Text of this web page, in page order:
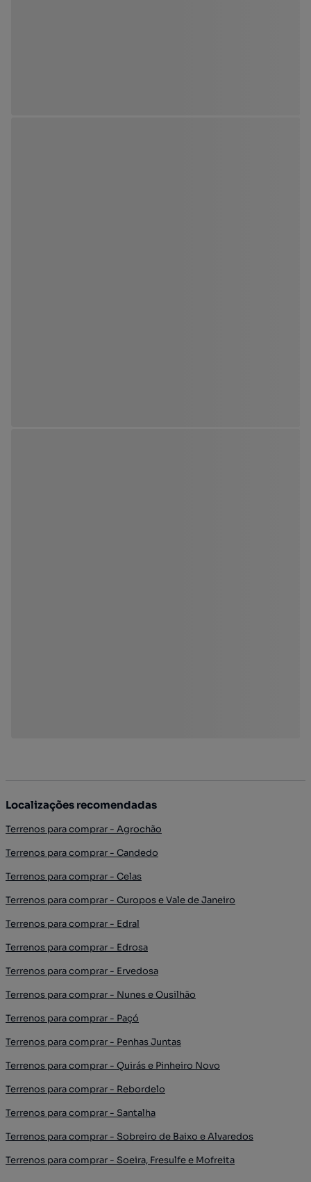
Localizações recomendadas
Terrenos para comprar - Agrochão
Terrenos para comprar - Candedo
Terrenos para comprar - Celas
Terrenos para comprar - Curopos e Vale de Janeiro
Terrenos para comprar - Edral
Terrenos para comprar - Edrosa
Terrenos para comprar - Ervedosa
Terrenos para comprar - Nunes e Ousilhão
Terrenos para comprar - Paçó
Terrenos para comprar - Penhas Juntas
Terrenos para comprar - Quirás e Pinheiro Novo
Terrenos para comprar - Rebordelo
Terrenos para comprar - Santalha
Terrenos para comprar - Sobreiro de Baixo e Alvaredos
Terrenos para comprar - Soeira, Fresulfe e Mofreita